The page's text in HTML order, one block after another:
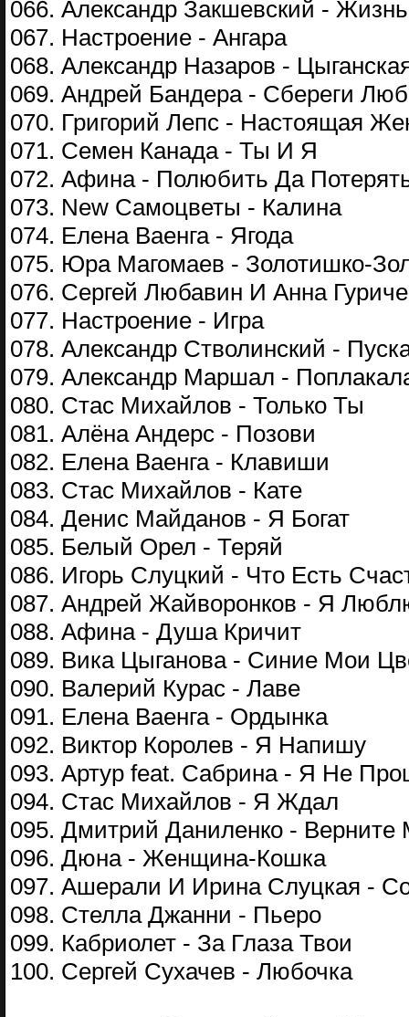
066. Александр Закшевский -
067. Настроение - Ангара
068. Александр Назаров -
069. Андрей Бандера - Сбереги
070. Григорий Лепс - Настоящая
071. Семен Канада - Ты И Я
072. Афина - Полюбить Да
073. Nеw Самоцветы - Калина
074. Елена Ваенга - Ягода
075. Юра Магомаев - Золотишко-
076. Сергей Любавин И Анна
077. Настроение - Игра
078. Александр Стволинский -
079. Александр Маршал -
080. Стас Михайлов - Только Ты
081. Алёна Андерс - Позови
082. Елена Ваенга - Клавиши
083. Стас Михайлов - Кате
084. Денис Майданов - Я Богат
085. Белый Орел - Теряй
086. Игорь Слуцкий - Что Есть
087. Андрей Жайворонков - Я
088. Афина - Душа Кричит
089. Вика Цыганова - Синие Мои
090. Валерий Курас - Лаве
091. Елена Ваенга - Ордынка
092. Виктор Королев - Я Напишу
093. Артур feat. Сабрина - Я Не
094. Стас Михайлов - Я Ждал
095. Дмитрий Даниленко -
096. Дюна - Женщина-Кошка
097. Ашерали И Ирина Слуцкая -
098. Стелла Джанни - Пьеро
099. Кабриолет - За Глаза Твои
100. Сергей Сухачев - Любочка